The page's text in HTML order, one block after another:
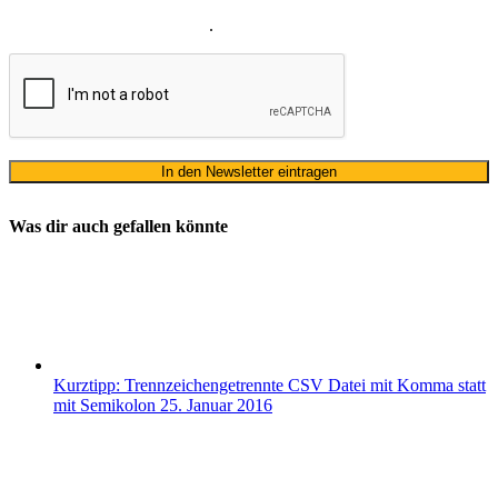
.
Was dir auch gefallen könnte
Kurztipp: Trennzeichengetrennte CSV Datei mit Komma statt
mit Semikolon 25. Januar 2016